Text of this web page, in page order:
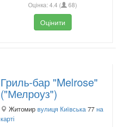
Оцінка:4.4 ( 68)
Оцінити
Гриль-бар "Melrose"
("Мелроуз")
Житомир вулиця Київська 77 на
карті